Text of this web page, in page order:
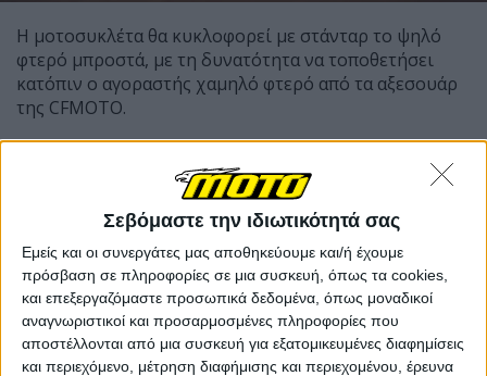
Σεβόμαστε την ιδιωτικότητά σας
Εμείς και οι συνεργάτες μας αποθηκεύουμε και/ή έχουμε
πρόσβαση σε πληροφορίες σε μια συσκευή, όπως τα cookies,
και επεξεργαζόμαστε προσωπικά δεδομένα, όπως μοναδικοί
αναγνωριστικοί και προσαρμοσμένες πληροφορίες που
αποστέλλονται από μια συσκευή για εξατομικευμένες διαφημίσεις
και περιεχόμενο, μέτρηση διαφήμισης και περιεχομένου, έρευνα
Η μοτοσυκλέτα θα κυκλοφορεί με στάνταρ το ψηλό
φτερό μπροστά, με τη δυνατότητα να τοποθετήσει
κατόπιν ο αγοραστής χαμηλό φτερό από τα αξεσουάρ
της CFMOTO.